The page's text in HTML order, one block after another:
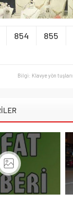
854 855
Bilgi: Klavye yön